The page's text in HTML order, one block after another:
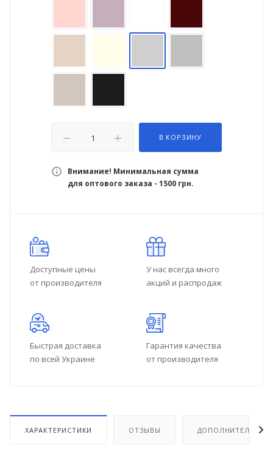
В КОРЗИНУ
Внимание! Минимальная сумма
для оптового заказа - 1500 грн.
Доступные цены
от производителя
У нас всегда много
акций и распродаж
Быстрая доставка
по всей Украине
Гарантия качества
от производителя
ХАРАКТЕРИСТИКИ ОТЗЫВЫ ДОПОЛНИТЕЛЬНО